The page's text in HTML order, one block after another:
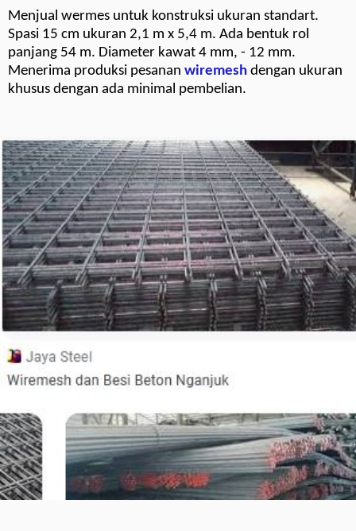
Menjual wermes untuk konstruksi ukuran standart.
Spasi 15 cm ukuran 2,1 m x 5,4 m. Ada bentuk rol
panjang 54 m. Diameter kawat 4 mm, - 12 mm.
Menerima produksi pesanan wiremesh dengan ukuran
khusus dengan ada minimal pembelian.